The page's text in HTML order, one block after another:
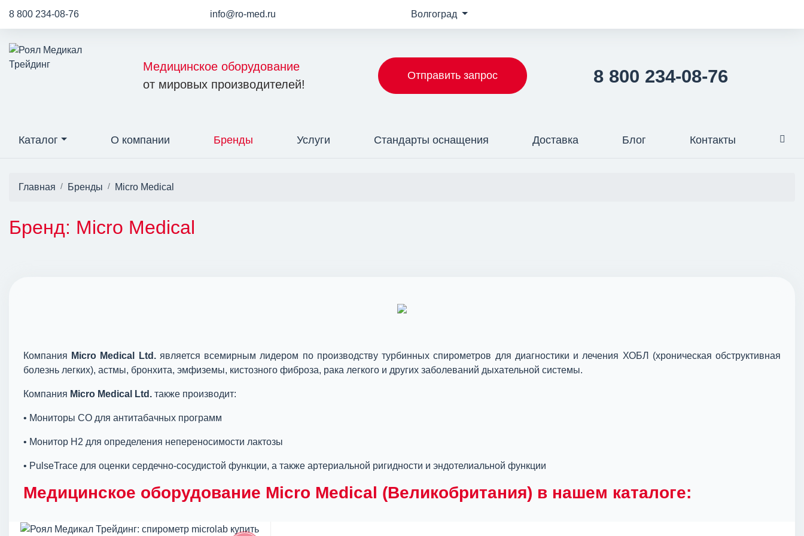
8 800 234-08-76 info@ro-med.ru Волгоград
Медицинское оборудование
от мировых производителей!
Отправить запрос 8 800 234-08-76
Каталог О компании Бренды Услуги Стандарты оснащения Доставка Блог Контакты
Главная Бренды Micro Medical
Бренд: Micro Medical
Компания Micro Medical Ltd.является всемирным лидером по производству турбинных спирометров для диагностики и лечения ХОБЛ (хроническая обструктивная
болезнь легких), астмы, бронхита, эмфиземы, кистозного фиброза, рака легкого и других заболеваний дыхательной системы.
Компания Micro Medical Ltd. также производит:
• Мониторы СО для антитабачных программ
• Монитор H2 для определения непереносимости лактозы
• PulseTrace для оценки сердечно-сосудистой функции, а также артериальной ригидности и эндотелиальной функции
Медицинское оборудование Micro Medical (Великобритания) в нашем каталоге: